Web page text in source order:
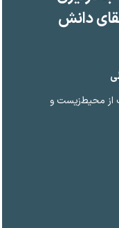
دانش
از محیط‌زیست و